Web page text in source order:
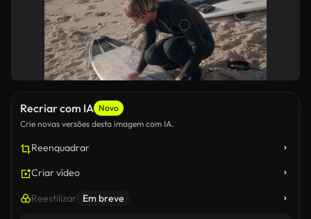
Recriar com IA Novo
Crie novas versões desta imagem com IA.
Reenquadrar
Criar vídeo
Reestilizar Em breve